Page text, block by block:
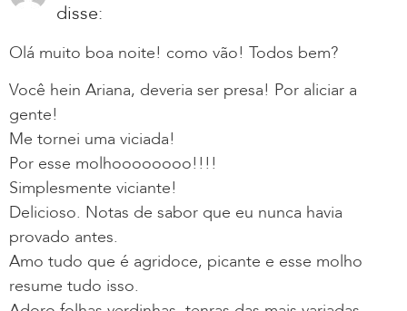
disse:
Olá muito boa noite! como vão! Todos bem?
Você hein Ariana, deveria ser presa! Por aliciar a
gente!
Me tornei uma viciada!
Por esse molhoooooooo!!!!
Simplesmente viciante!
Delicioso. Notas de sabor que eu nunca havia
provado antes.
Amo tudo que é agridoce, picante e esse molho
resume tudo isso.